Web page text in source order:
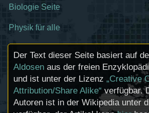
Biologie Seite
Physik für alle
Der Text dieser Seite basiert auf
Aldosen aus der freien
und ist unter der Lizenz „Creative
Attribution/Share Alike“ verfügbar.
Autoren ist in der Wikipedia unter